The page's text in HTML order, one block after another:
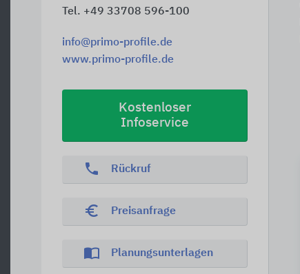
Tel. +49 33708 596-100
info@primo-profile.de
www.primo-profile.de
Kostenloser
Infoservice
phone Rückruf
euro_symbol Preisanfrage
import_contacts Planungsunterlagen